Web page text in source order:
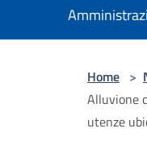
Home >
Alluvione
utenze